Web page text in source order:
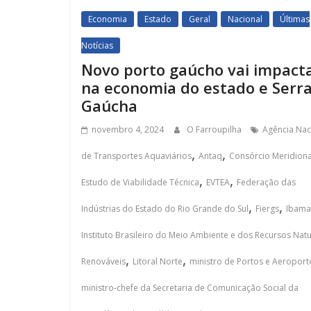
Economia Estado Geral Nacional Últimas
Notícias
Novo porto gaúcho vai
na economia do estado e Serra
Gaúcha
novembro 4, 2024 O Farroupilha Agência
de Transportes Aquaviários, Antaq, Consórcio
Estudo de Viabilidade Técnica, EVTEA, Federação das
Indústrias do Estado do Rio Grande do Sul, Fiergs, Ibama
Instituto Brasileiro do Meio Ambiente e dos Recursos
Renováveis, Litoral Norte, ministro de Portos e
ministro-chefe da Secretaria de Comunicação Social da